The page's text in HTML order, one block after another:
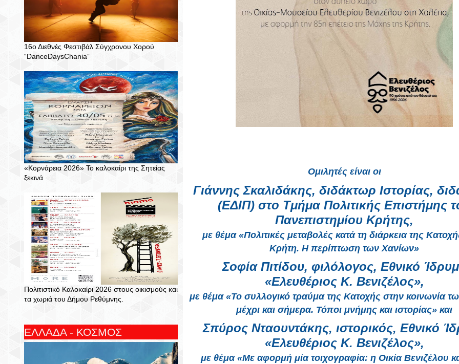
16ο Διεθνές Φεστιβάλ Σύγχρονου Χορού
“DanceDaysChania”
«Κορνάρεια 2026» Το καλοκαίρι της Σητείας
ξεκινά
Πολιτιστικό Καλοκαίρι 2026 στους οικισμούς και
τα χωριά του Δήμου Ρεθύμνης.
ΕΛΛΑΔΑ - ΚΟΣΜΟΣ
Ομιλητές είναι οι
Γιάννης Σκαλιδάκης, διδάκτωρ Ιστορίας,
(ΕΔΙΠ) στο Τμήμα Πολιτικής Επιστήμης
Πανεπιστημίου Κρήτης,
με θέμα «Πολιτικές μεταβολές κατά τη διάρκεια της
Κρήτη. Η περίπτωση των Χανίων»
Σοφία Πιτίδου, φιλόλογος, Εθνικό
«Ελευθέριος Κ. Βενιζέλος»,
με θέμα «Το συλλογικό τραύμα της Κατοχής στην κοινωνία
μέχρι και σήμερα. Τόποι μνήμης και ιστορίας» και
Σπύρος Νταουντάκης, ιστορικός, Εθνικό
«Ελευθέριος Κ. Βενιζέλος»,
με θέμα «Με αφορμή μία τοιχογραφία: η Οικία Βενιζέλου